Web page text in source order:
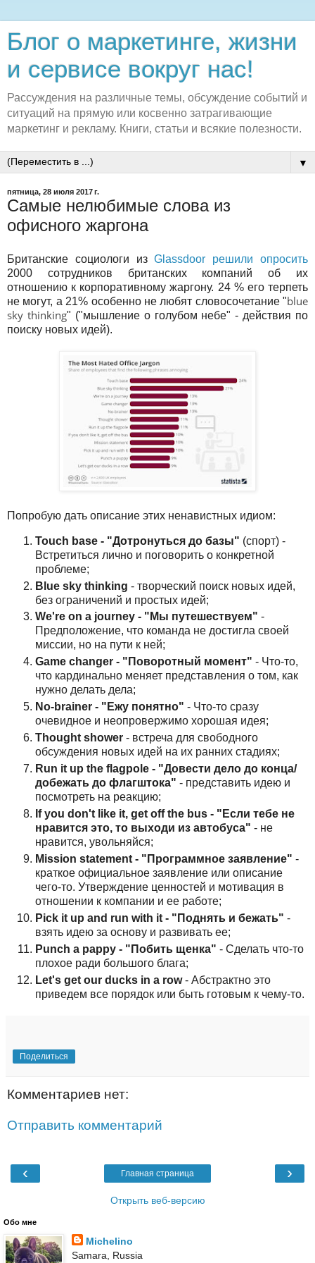
Блог о маркетинге, жизни
и сервисе вокруг нас!
Рассуждения на различные темы, обсуждение событий и
ситуаций на прямую или косвенно затрагивающие
маркетинг и рекламу. Книги, статьи и всякие полезности.
▼
пятница, 28 июля 2017 г.
Самые нелюбимые слова из
офисного жаргона
Британские социологи изGlassdoor
решили опросить
2000 сотрудников британских компаний об их
отношению к корпоративному жаргону. 24 % его терпеть
не могут, а 21% особенно не любят словосочетание "blue
sky thinking" ("мышление о голубом небе" - действия по
поиску новых идей).
Попробую дать описание этих ненавистных идиом:
Touсh base - "Дотронуться до базы" (спорт) -
Встретиться лично и поговорить о конкретной
проблеме;
Blue sky thinking - творческий поиск новых идей,
без ограничений и простых идей;
We're on a journey - "Мы путешествуем" -
Предположение, что команда не достигла своей
миссии, но на пути к ней;
Game changer - "Поворотный момент" - Что-то,
что кардинально меняет представления о том, как
нужно делать дела;
No-brainer - "Ежу понятно" - Что-то сразу
очевидное и неопровержимо хорошая идея;
Thought shower - встреча для свободного
обсуждения новых идей на их ранних стадиях;
Run it up the flagpole - "Довести дело до конца/
добежать до флагштока" - представить идею и
посмотреть на реакцию;
If you don't like it, get off the bus - "Если тебе не
нравится это, то выходи из автобуса" - не
нравится, увольняйся;
Mission statement - "Программное заявление" -
краткое официальное заявление или описание
чего-то. Утверждение ценностей и мотивация в
отношении к компании и ее работе;
Pick it up and run with it - "Поднять и бежать" -
взять идею за основу и развивать ее;
Punch a pappy - "Побить щенка" - Сделать что-то
плохое ради большого блага;
Let's get our ducks in a row- Абстрактно это
приведем все порядок или быть готовым к чему-то.
Поделиться
Комментариев нет:
Отправить комментарий
‹ ›
Главная страница
Открыть веб-версию
Обо мне
Michelino
Samara, Russia